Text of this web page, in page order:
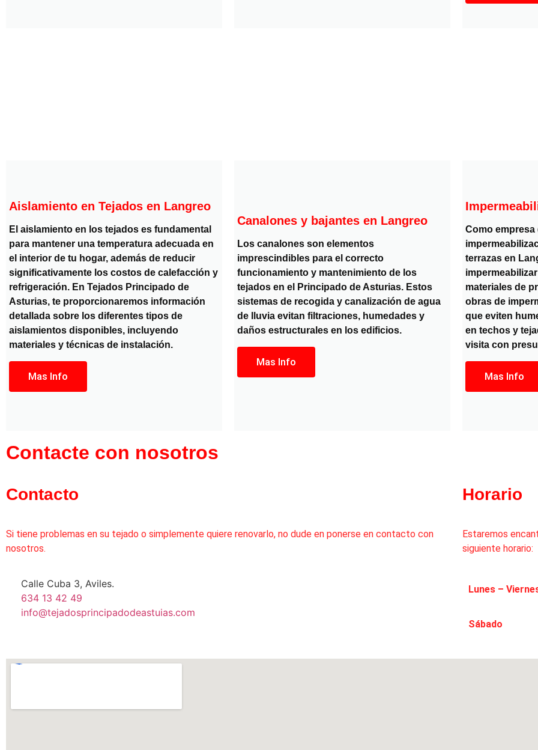
Aislamiento en Tejados en Langreo
El aislamiento en los tejados es fundamental
para mantener una temperatura adecuada en
el interior de tu hogar, además de reducir
significativamente los costos de calefacción y
refrigeración. En Tejados Principado de
Asturias, te proporcionaremos información
detallada sobre los diferentes tipos de
aislamientos disponibles, incluyendo
materiales y técnicas de instalación.
Mas Info
Canalones y bajantes en Langreo
Los canalones son elementos
imprescindibles para el correcto
funcionamiento y mantenimiento de los
tejados en el Principado de Asturias. Estos
sistemas de recogida y canalización de agua
de lluvia evitan filtraciones, humedades y
daños estructurales en los edificios.
Mas Info
Como
terrazas en
materiales de
obras de
que eviten
en techos y
visita con
Mas Info
Contacte con nosotros
Contacto
Si tiene problemas en su tejado o simplemente quiere renovarlo, no dude en ponerse en contacto con
nosotros.
Calle Cuba 3, Aviles.
634 13 42 49
info@tejadosprincipadodeastuias.com
Horario
Estaremos
siguiente horario:
Lunes –
Sábado